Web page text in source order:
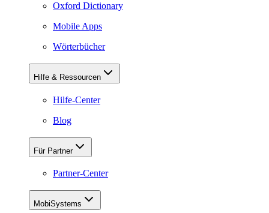
Oxford Dictionary
Mobile Apps
Wörterbücher
Hilfe & Ressourcen
Hilfe-Center
Blog
Für Partner
Partner-Center
MobiSystems